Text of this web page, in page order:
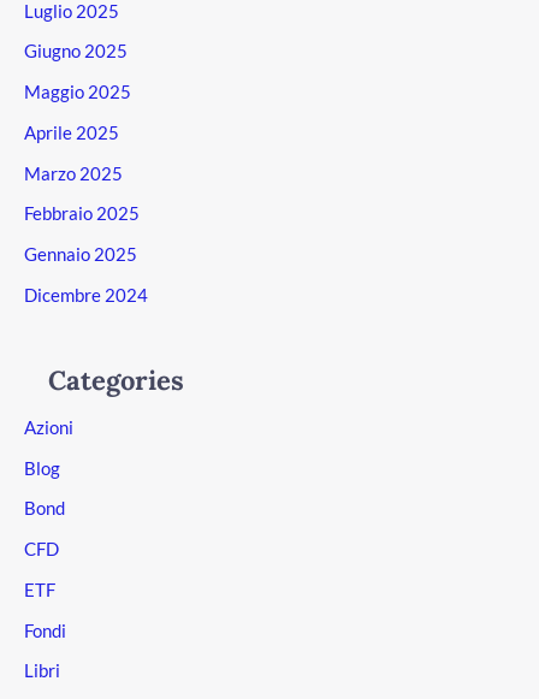
Luglio 2025
Giugno 2025
Maggio 2025
Aprile 2025
Marzo 2025
Febbraio 2025
Gennaio 2025
Dicembre 2024
Categories
Azioni
Blog
Bond
CFD
ETF
Fondi
Libri